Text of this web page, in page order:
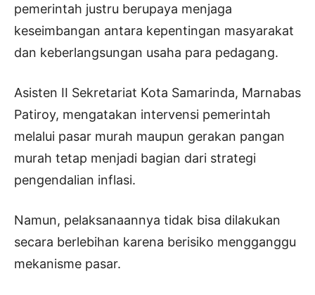
pemerintah justru berupaya menjaga
keseimbangan antara kepentingan masyarakat
dan keberlangsungan usaha para pedagang.
Asisten II Sekretariat Kota Samarinda, Marnabas
Patiroy, mengatakan intervensi pemerintah
melalui pasar murah maupun gerakan pangan
murah tetap menjadi bagian dari strategi
pengendalian inflasi.
Namun, pelaksanaannya tidak bisa dilakukan
secara berlebihan karena berisiko mengganggu
mekanisme pasar.